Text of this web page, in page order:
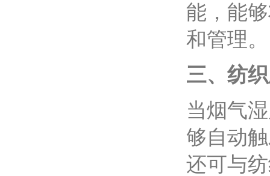
能，能
和管理。
三、纺
当烟气
够自动
还可与